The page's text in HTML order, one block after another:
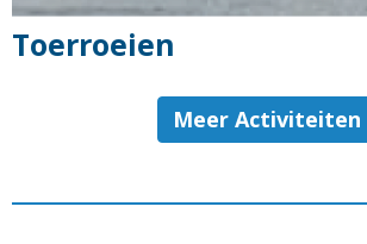
Toerroeien
Meer Activiteiten